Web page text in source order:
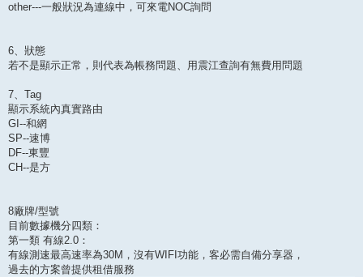
other---一般狀況為連線中，可來電NOC詢問
6、狀態
若不是顯示正常，則代表為帳務問題、用震江查詢有無費用問題
7、Tag
顯示系統內真實路由
GI--和網
SP--速博
DF--東豐
CH--是方
8廠牌/型號
目前數據機分四類：
第一類 有線2.0：
有線測速最高速率為30M，沒有WIFI功能，客必需自備分享器，
過去的方案曾提供租借服務